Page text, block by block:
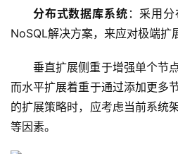
站
网
络
分布式数据库系统 ：采用
NoSQL解决方案，来应对极端扩
垂直扩展侧重于增强单个节
而水平扩展着重于通过添加更多
的扩展策略时，应考虑当前系统
等因素。